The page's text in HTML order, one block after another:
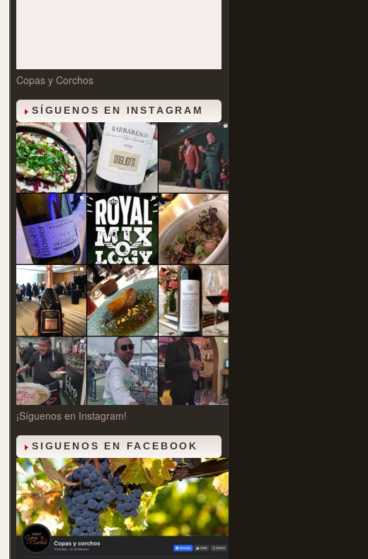
Copas y Corchos
SÍGUENOS EN INSTAGRAM
¡Síguenos en Instagram!
SIGUENOS EN FACEBOOK